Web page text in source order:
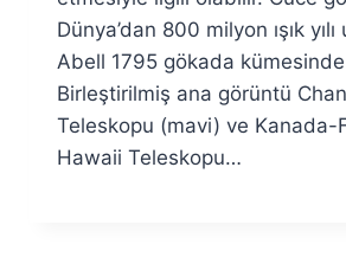
Dünya’dan 800 milyon ışık yılı
Abell 1795 gökada kümesinde
Birleştirilmiş ana görüntü
Teleskopu (mavi) ve Kanada-
Hawaii Teleskopu…